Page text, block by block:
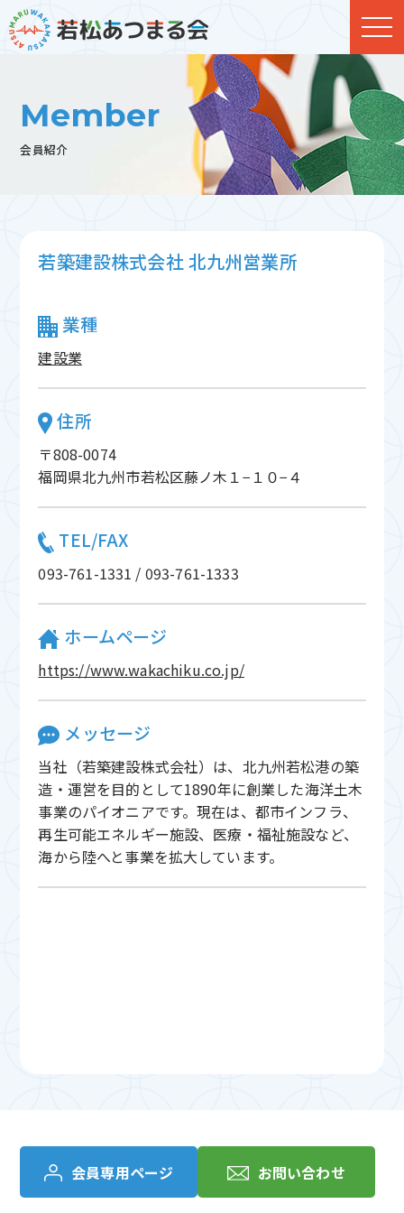
Member
会員紹介
若築建設株式会社 北九州営業所
業種
建設業
住所
〒808-0074
福岡県北九州市若松区藤ノ木１−１０−４
TEL/FAX
093-761-1331 / 093-761-1333
ホームページ
https://www.wakachiku.co.jp/
メッセージ
当社（若築建設株式会社）は、北九州若松港の築
造・運営を目的として1890年に創業した海洋土木
事業のパイオニアです。現在は、都市インフラ、
再生可能エネルギー施設、医療・福祉施設など、
海から陸へと事業を拡大しています。
会員専用ページ お問い合わせ